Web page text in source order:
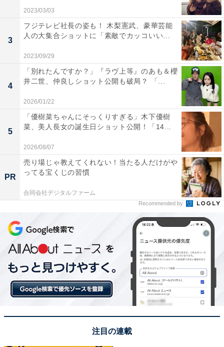
2023/03/03
3
フジテレビ社長の姿も！ 木梨憲武、豪華芸能
人の大集合ショットに「素敵でカッコいい...
2023/09/29
4
「別れたんですか？」『ラヴ上等』のあも＆櫻
井二世、仲良しショット公開も破局？ 「...
2026/01/22
5
「優樹菜ちゃんにそっくりすぎる」木下優樹
菜、美人長女の誕生日ショット公開！「14...
2026/08/07
PR
売り場じゃ教えてくれない！当たる人だけがや
ってる宝くじの習慣
合同会社デジタルファーム
Recommended by
注目の連載